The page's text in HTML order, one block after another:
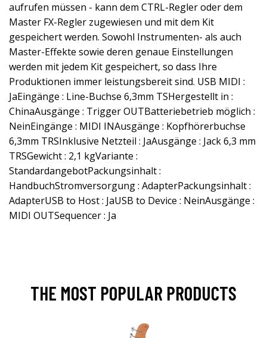
aufrufen müssen - kann dem CTRL-Regler oder dem
Master FX-Regler zugewiesen und mit dem Kit
gespeichert werden. Sowohl Instrumenten- als auch
Master-Effekte sowie deren genaue Einstellungen
werden mit jedem Kit gespeichert, so dass Ihre
Produktionen immer leistungsbereit sind. USB MIDI :
JaEingänge : Line-Buchse 6,3mm TSHergestellt in :
ChinaAusgänge : Trigger OUTBatteriebetrieb möglich :
NeinEingänge : MIDI INAusgänge : Kopfhörerbuchse
6,3mm TRSInklusive Netzteil : JaAusgänge : Jack 6,3 mm
TRSGewicht : 2,1 kgVariante :
StandardangebotPackungsinhalt :
HandbuchStromversorgung : AdapterPackungsinhalt :
AdapterUSB to Host : JaUSB to Device : NeinAusgänge :
MIDI OUTSequencer : Ja
THE MOST POPULAR PRODUCTS